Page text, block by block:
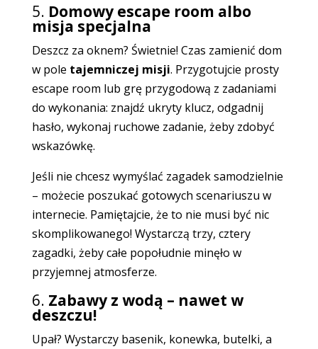
5. Domowy escape room albo
misja specjalna
Deszcz za oknem? Świetnie! Czas zamienić dom
w pole tajemniczej misji. Przygotujcie prosty
escape room lub grę przygodową z zadaniami
do wykonania: znajdź ukryty klucz, odgadnij
hasło, wykonaj ruchowe zadanie, żeby zdobyć
wskazówkę.
Jeśli nie chcesz wymyślać zagadek samodzielnie
– możecie poszukać gotowych scenariuszu w
internecie. Pamiętajcie, że to nie musi być nic
skomplikowanego! Wystarczą trzy, cztery
zagadki, żeby całe popołudnie minęło w
przyjemnej atmosferze.
6. Zabawy z wodą – nawet w
deszczu!
Upał? Wystarczy basenik, konewka, butelki, a